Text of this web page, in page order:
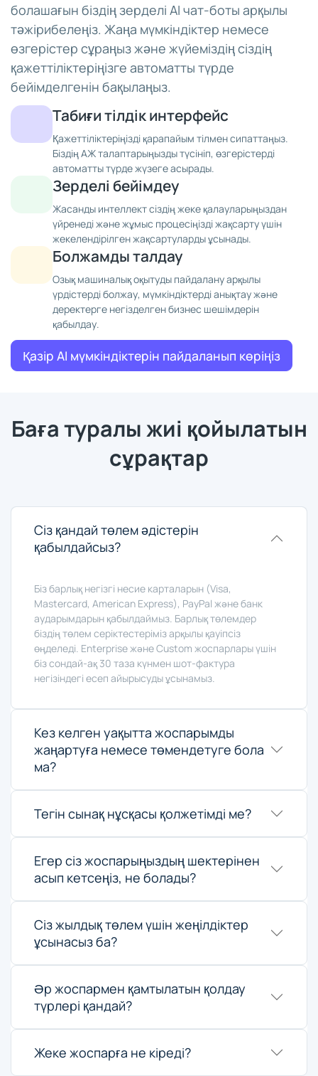
болашағын біздің зерделі AI чат-боты арқылы
тәжірибелеңіз. Жаңа мүмкіндіктер немесе
өзгерістер сұраңыз және жүйеміздің сіздің
қажеттіліктеріңізге автоматты түрде
бейімделгенін бақылаңыз.
Табиғи тілдік интерфейс
Қажеттіліктеріңізді қарапайым тілмен сипаттаңыз.
Біздің АЖ талаптарыңызды түсініп, өзгерістерді
автоматты түрде жүзеге асырады.
Зерделі бейімдеу
Жасанды интеллект сіздің жеке қалауларыңыздан
үйренеді және жұмыс процесіңізді жақсарту үшін
жекелендірілген жақсартуларды ұсынады.
Болжамды талдау
Озық машиналық оқытуды пайдалану арқылы
үрдістерді болжау, мүмкіндіктерді анықтау және
деректерге негізделген бизнес шешімдерін
қабылдау.
Қазір AI мүмкіндіктерін пайдаланып көріңіз
Баға туралы жиі қойылатын
сұрақтар
Сіз қандай төлем әдістерін
қабылдайсыз?
Біз барлық негізгі несие карталарын (Visa,
Mastercard, American Express), PayPal және банк
аударымдарын қабылдаймыз. Барлық төлемдер
біздің төлем серіктестеріміз арқылы қауіпсіз
өңделеді. Enterprise және Custom жоспарлары үшін
біз сондай-ақ 30 таза күнмен шот-фактура
негізіндегі есеп айырысуды ұсынамыз.
Кез келген уақытта жоспарымды
жаңартуға немесе төмендетуге бола
ма?
Тегін сынақ нұсқасы қолжетімді ме?
Егер сіз жоспарыңыздың шектерінен
асып кетсеңіз, не болады?
Сіз жылдық төлем үшін жеңілдіктер
ұсынасыз ба?
Әр жоспармен қамтылатын қолдау
түрлері қандай?
Жеке жоспарға не кіреді?